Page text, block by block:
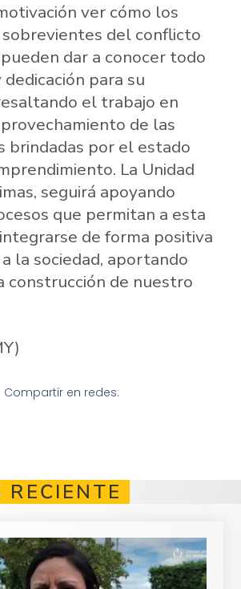
ver cómo los
del conflicto
dar a conocer todo
para su
el trabajo en
de las
brindadas por el estado
La Unidad
seguirá apoyando
que permitan a esta
de forma positiva
la sociedad, aportando
construcción de nuestro
Compartir en redes: